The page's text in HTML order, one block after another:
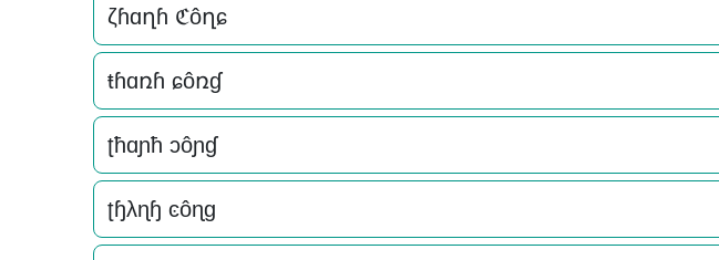
ζɦɑղɦ ℭôղɕ
ŧɦɑռɦ ɕôռɠ
ʈħɑɲħ ɔôɲɠ
ʈɧλɳɧ ͼôɳɡ